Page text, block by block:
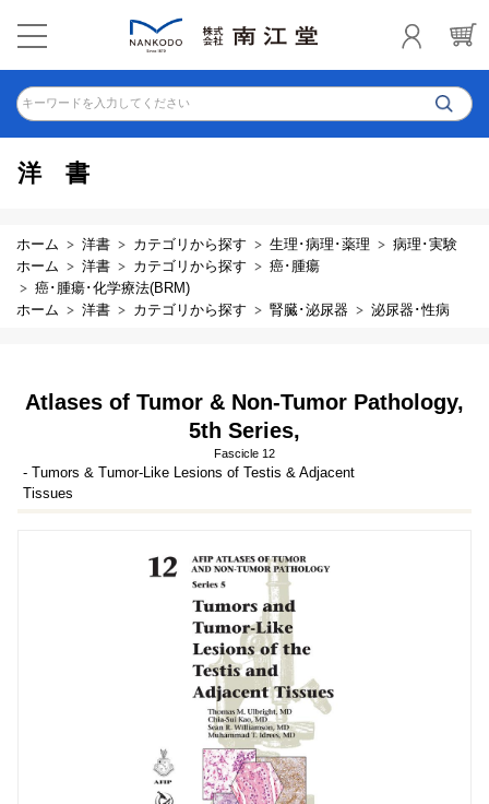
キーワードを入力してください
洋書
ホーム 洋書 カテゴリから探す 生理･病理･薬理
病理･実験
ホーム
洋書 カテゴリから探す
癌･腫瘍
癌･腫瘍･化学療法(BRM)
ホーム
洋書 カテゴリから探す 腎臓･泌尿器 泌尿器･性病
Atlases of Tumor & Non-Tumor Pathology,
5th Series,
Fascicle 12
- Tumors & Tumor-Like Lesions of Testis & Adjacent
Tissues